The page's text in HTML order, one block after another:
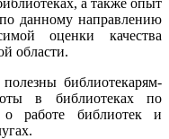
данному направлению
оценки качества
области.
библиотекарям-
в библиотеках по
о работе библиотек и